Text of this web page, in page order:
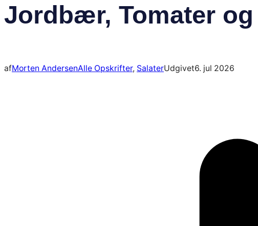
Jordbær, Tomater
afMorten AndersenAlle Opskrifter, SalaterUdgivet6. jul 2026